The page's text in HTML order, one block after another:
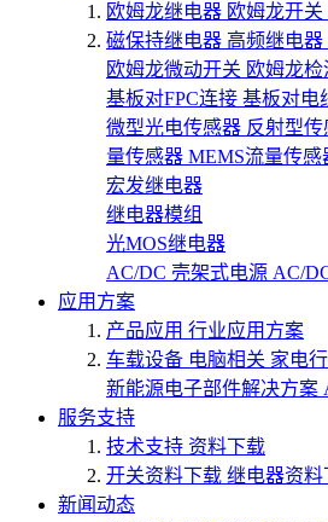
欧姆龙继电器 欧姆龙开关
磁保持继电器 高频继电器
欧姆龙微动开关 欧姆龙检
基板对FPC连接 基板对电
微型光电传感器 反射型传
量传感器 MEMS流量传感
宏发继电器
继电器模组
光MOS继电器
AC/DC 壳架式电源 AC/
应用方案
产品应用 行业应用方案
车载设备 电脑相关 家电
新能源电子部件解决方案
服务支持
技术支持 资料下载
开关资料下载 继电器资料
新闻动态